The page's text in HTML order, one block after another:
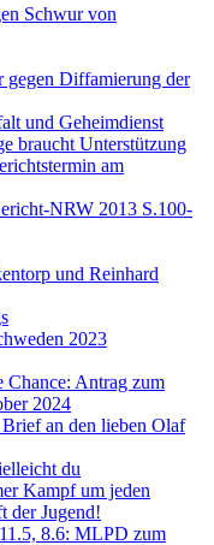
Schwur von
gegen Diffamierung der
und Geheimdienst
braucht Unterstützung
am
NRW 2013 S.100-
und Reinhard
2023
Antrag zum
2024
an den lieben Olaf
du
Kampf um jeden
der Jugend!
8.6: MLPD zum